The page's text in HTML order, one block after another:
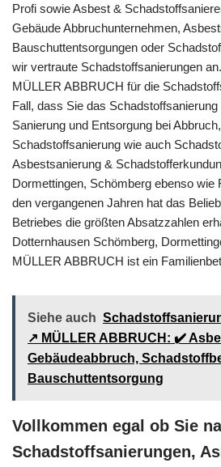
Profi sowie Asbest &
Gebäude Abbruchunternehmen,
Bauschuttentsorgungen oder
wir vertraute Schadstoffsanierungen
MÜLLER ABBRUCH für die
Fall, dass Sie das
Sanierung und Entsorgung bei
Schadstoffsanierung wie auch
Asbestsanierung &
Dormettingen, Schömberg ebenso wie
den vergangenen Jahren hat das
Betriebes die größten Absatzzahlen
Dotternhausen Schömberg,
MÜLLER ABBRUCH ist ein
Siehe auch
↗️ MÜLLER ABBRUCH: ✔️
Gebäudeabbruch,
Bauschuttentsorgung
Vollkommen egal ob Sie
Schadstoffsanierungen,